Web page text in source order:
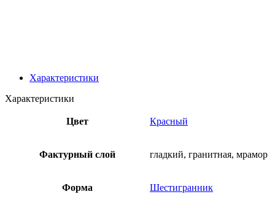
Характеристики
Характеристики
Цвет Красный
Фактурный слой гладкий, гранитная, мрамор
Форма Шестигранник